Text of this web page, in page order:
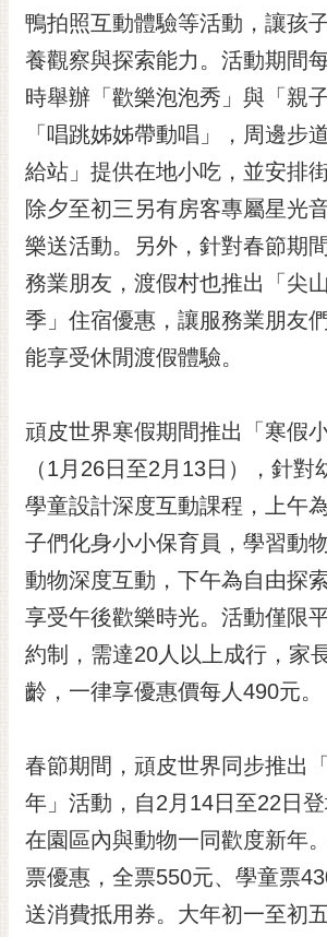
日
本
私
權
及
安
全
政
策
網
料
宣
告
市
府
交
通
位
置
鴨拍照互動體驗等活動，讓孩
養觀察與探索能力。活動期間
時舉辦「歡樂泡泡秀」與「親
「唱跳姊姊帶動唱」，周邊步
給站」提供在地小吃，並安排
除夕至初三另有房客專屬星光
樂送活動。另外，針對春節期
務業朋友，渡假村也推出「尖
季」住宿優惠，讓服務業朋友
能享受休閒渡假體驗。
頑皮世界寒假期間推出「寒假
（1月26日至2月13日），針對
學童設計深度互動課程，上午
子們化身小小保育員，學習動
動物深度互動，下午為自由探
享受午後歡樂時光。活動僅限
約制，需達20人以上成行，家
齡，一律享優惠價每人490元。
春節期間，頑皮世界同步推出
年」活動，自2月14日至22日
在園區內與動物一同歡度新年
票優惠，全票550元、學童票
送消費抵用券。大年初一至初